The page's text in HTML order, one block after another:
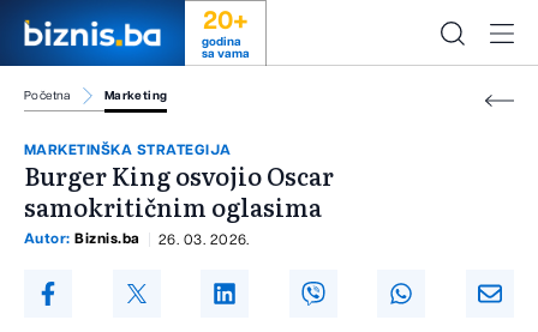
20+
godina
sa vama
Početna Marketing
MARKETINŠKA STRATEGIJA
Burger King osvojio Oscar
samokritičnim oglasima
Autor: Biznis.ba 26. 03. 2026.